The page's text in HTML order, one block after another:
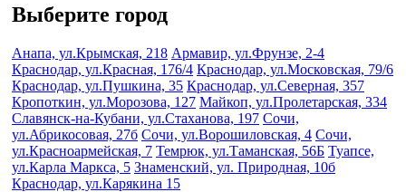
Выберите город
Анапа, ул.Крымская, 218 Армавир, ул.Фрунзе, 2-4
Краснодар, ул.Красная, 176/4 Краснодар, ул.Московская, 79/6
Краснодар, ул.Пушкина, 35 Краснодар, ул.Северная, 357
Кропоткин, ул.Морозова, 127 Майкоп, ул.Пролетарская, 334
Славянск-на-Кубани, ул.Стаханова, 197 Сочи,
ул.Абрикосовая, 27б Сочи, ул.Ворошиловская, 4 Сочи,
ул.Красноармейская, 7 Темрюк, ул.Таманская, 56Б Туапсе,
ул.Карла Маркса, 5 Знаменский, ул. Природная, 10б
Краснодар, ул.Карякина 15